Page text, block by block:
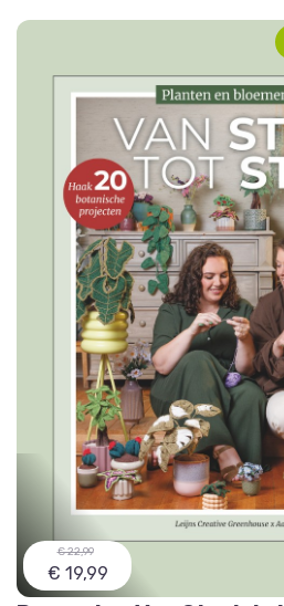
€ 22,99
€ 19,99